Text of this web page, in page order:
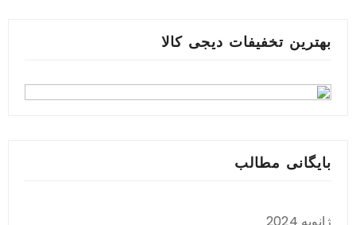
بهترین تخفیفات دیجی کالا
بایگانی مطالب